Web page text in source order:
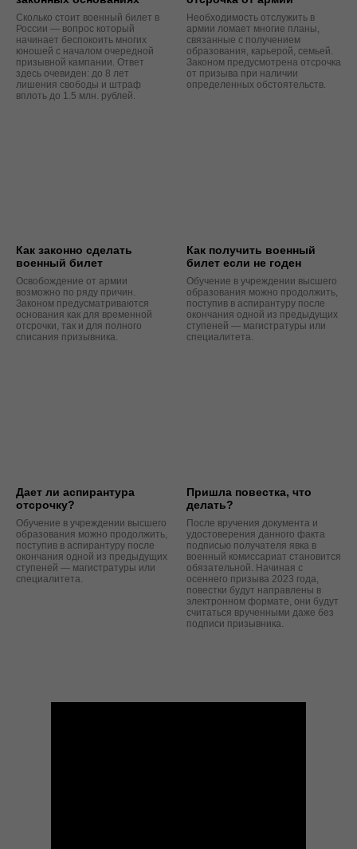
Сколько стоит военный билет в
России — вопрос который
начинает беспокоить многих
юношей с началом очередной
призывной кампании. Ответ
здесь очевиден: до 8 лет
лишения свободы и штраф
вплоть до 1.5 млн. рублей.
Необходимость отслужить в
армии ломает многие планы,
связанные с получением
образования, карьерой, семьей.
Законом предусмотрена отсрочка
от призыва при наличии
определенных обстоятельств.
Как законно сделать
военный билет
Освобождение от армии
возможно по ряду причин.
Законом предусматриваются
основания как для временной
отсрочки, так и для полного
списания призывника.
Как получить военный
билет если не годен
Обучение в учреждении высшего
образования можно продолжить,
поступив в аспирантуру после
окончания одной из предыдущих
ступеней — магистратуры или
специалитета.
Дает ли аспирантура
отсрочку?
Обучение в учреждении высшего
образования можно продолжить,
поступив в аспирантуру после
окончания одной из предыдущих
ступеней — магистратуры или
специалитета.
Пришла повестка, что
делать?
После вручения документа и
удостоверения данного факта
подписью получателя явка в
военный комиссариат становится
обязательной. Начиная с
осеннего призыва 2023 года,
повестки будут направлены в
электронном формате, они будут
считаться врученными даже без
подписи призывника.